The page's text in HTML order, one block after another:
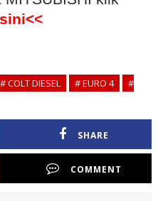
# COLT DIESEL # EURO 4
#
SHARE
COMMENT